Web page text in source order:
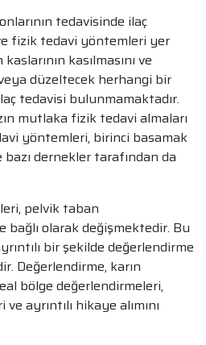
tedavisinde ilaç
fizik tedavi yöntemleri yer
kasılmasını ve
düzeltecek herhangi bir
tedavisi bulunmamaktadır.
mutlaka fizik tedavi almaları
yöntemleri, birinci basamak
dernekler tarafından da
pelvik taban
olarak değişmektedir. Bu
bir şekilde değerlendirme
Değerlendirme, karın
bölge değerlendirmeleri,
ayrıntılı hikaye alımını